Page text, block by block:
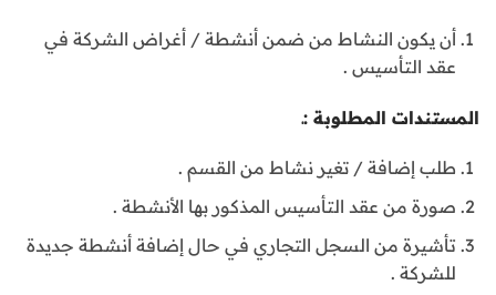
أن يكون النشاط من ضمن أنشطة / أغراض الشركة في
عقد التأسيس .
المستندات المطلوبة :ـ
طلب إضافة / تغير نشاط من القسم .
صورة من عقد التأسيس المذكور بها الأنشطة .
تأشيرة من السجل التجاري في حال إضافة أنشطة جديدة
للشركة .